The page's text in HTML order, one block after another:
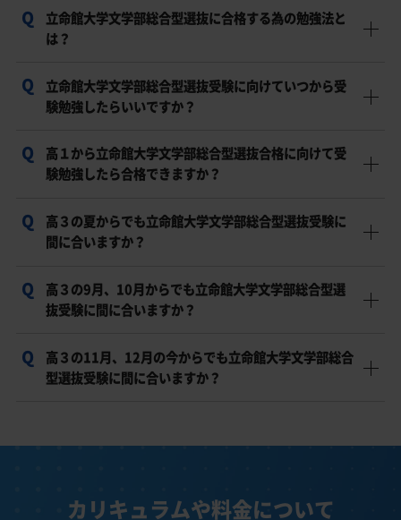
立命館大学文学部では総合型選抜が実施されており、出
願書類、第1次選考、第2次選考、大学入学共通テストの
立命館大学文学部総合型選抜に合格する為の勉強法と
は？
まず現在の学力や強みを把握し、立命館大学文学部総合
型選抜の出願条件や選考方法に合わせて、志望理由書、
です。
立命館大学文学部総合型選抜受験に向けていつから受
験勉強したらいいですか？
総合型選抜対策は早ければ早いほど有利です。高1・高2
のうちから志望理由や活動実績を準備しておくことで、
高１から立命館大学文学部総合型選抜合格に向けて受
験勉強したら合格できますか？
高1から準備を始めれば、自己分析、評定、活動実績、文
章力、面接力を段階的に積み上げやすく、合格可能性を
高３の夏からでも立命館大学文学部総合型選抜受験に
間に合いますか？
可能性はありますが、出願までの期間が短いため、志望
理由書、小論文、面接、必要に応じた学力試験対策を優
高３の9月、10月からでも立命館大学文学部総合型選
抜受験に間に合いますか？
状況次第では間に合う可能性がありますが、現状の学
力・実績・出願条件との距離を確認し、限られた期間で
高３の11月、12月の今からでも立命館大学文学部総合
型選抜受験に間に合いますか？
カリキュラムや料金について